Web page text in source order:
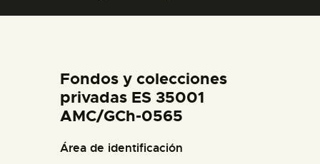
ESPAÑOL
Fondos y colecciones
privadas ES 35001
AMC/GCh-0565
Área de identificación